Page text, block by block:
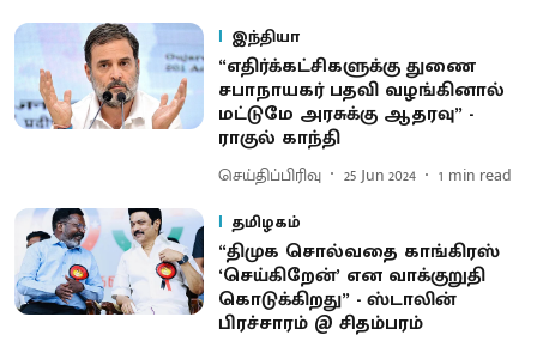
இந்தியா
“எதிர்க்கட்சிகளுக்கு துணை
சபாநாயகர் பதவி வழங்கினால்
மட்டுமே அரசுக்கு ஆதரவு” -
ராகுல் காந்தி
செய்திப்பிரிவு 25 Jun 2024 1 min read
தமிழகம்
“திமுக சொல்வதை காங்கிரஸ்
‘செய்கிறேன்’ என வாக்குறுதி
கொடுக்கிறது” - ஸ்டாலின்
பிரச்சாரம் @ சிதம்பரம்